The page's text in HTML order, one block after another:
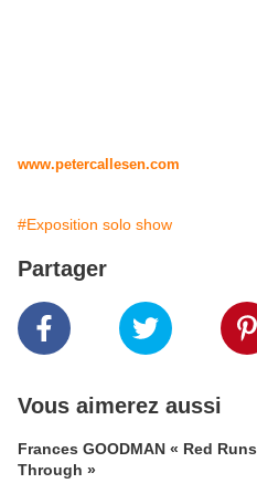
www.petercallesen.com
#Exposition solo show
Partager
Vous aimerez aussi
Frances GOODMAN « Red Runs
Through »